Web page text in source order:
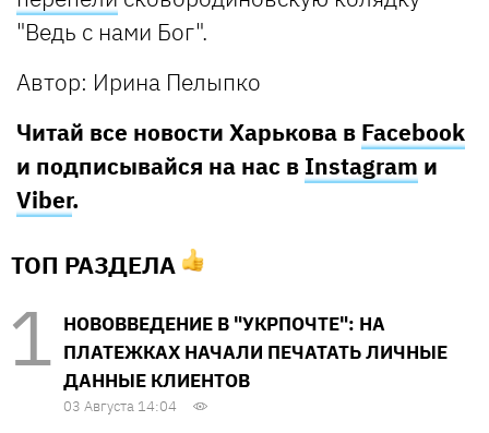
"Ведь с нами Бог".
Автор: Ирина Пелыпко
Читай все новости Харькова в Facebook
и подписывайся на нас в Instagram и
Viber.
ТОП РАЗДЕЛА
НОВОВВЕДЕНИЕ В "УКРПОЧТЕ": НА
ПЛАТЕЖКАХ НАЧАЛИ ПЕЧАТАТЬ ЛИЧНЫЕ
ДАННЫЕ КЛИЕНТОВ
03 Августа 14:04